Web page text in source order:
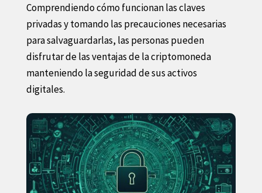
Comprendiendo cómo funcionan las claves
privadas y tomando las precauciones necesarias
para salvaguardarlas, las personas pueden
disfrutar de las ventajas de la criptomoneda
manteniendo la seguridad de sus activos
digitales.